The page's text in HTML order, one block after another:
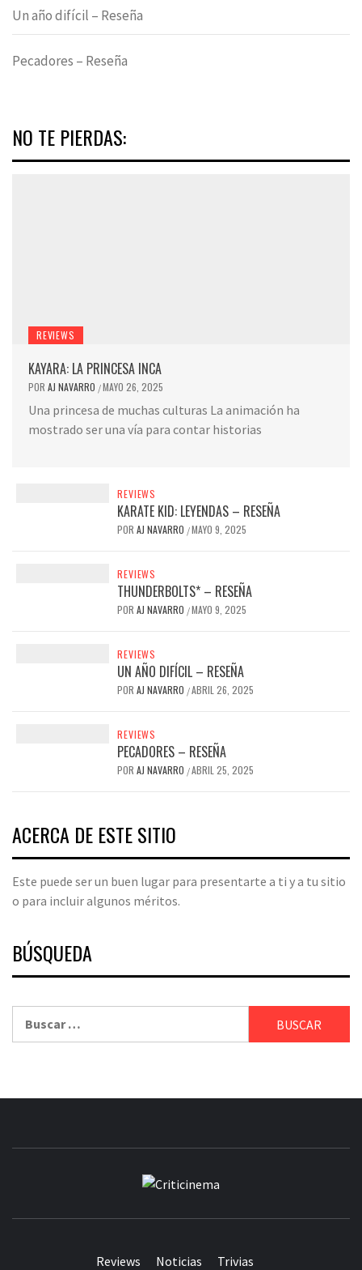
Un año difícil – Reseña
Pecadores – Reseña
NO TE PIERDAS:
REVIEWS
KAYARA: LA PRINCESA INCA
POR AJ NAVARRO /MAYO 26, 2025
Una princesa de muchas culturas La animación ha
mostrado ser una vía para contar historias
REVIEWS
KARATE KID: LEYENDAS – RESEÑA
POR AJ NAVARRO /MAYO 9, 2025
REVIEWS
THUNDERBOLTS* – RESEÑA
POR AJ NAVARRO /MAYO 9, 2025
REVIEWS
UN AÑO DIFÍCIL – RESEÑA
POR AJ NAVARRO /ABRIL 26, 2025
REVIEWS
PECADORES – RESEÑA
POR AJ NAVARRO /ABRIL 25, 2025
ACERCA DE ESTE SITIO
Este puede ser un buen lugar para presentarte a ti y a tu sitio
o para incluir algunos méritos.
BÚSQUEDA
Reviews Noticias Trivias